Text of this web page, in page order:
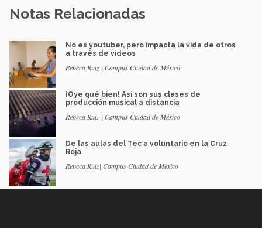
Notas Relacionadas
No es youtuber, pero impacta la vida de otros
a través de videos
Rebeca Ruiz | Campus Ciudad de México
¡Oye qué bien! Así son sus clases de
producción musical a distancia
Rebeca Ruiz | Campus Ciudad de México
De las aulas del Tec a voluntario en la Cruz
Roja
Rebeca Ruiz| Campus Ciudad de México